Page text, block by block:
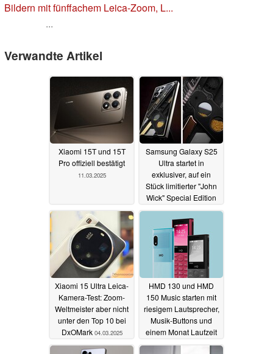
Bildern mit fünffachem Leica-Zoom, L...
...
Verwandte Artikel
Xiaomi 15T und 15T
Pro offiziell bestätigt
11.03.2025
Samsung Galaxy S25
Ultra startet in
exklusiver, auf ein
Stück limitierter "John
Wick" Special Edition
04.03.2025
Xiaomi 15 Ultra Leica-
Kamera-Test: Zoom-
Weltmeister aber nicht
unter den Top 10 bei
DxOMark 04.03.2025
HMD 130 und HMD
150 Music starten mit
riesigem Lautsprecher,
Musik-Buttons und
einem Monat Laufzeit
03.03.2025